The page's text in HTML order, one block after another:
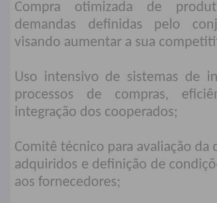
Compra otimizada de
demandas definidas pelo
visando aumentar a sua
Uso intensivo de sistemas de
processos de compras,
integração dos cooperados;
Comitê técnico para avaliação
adquiridos e definição de
aos fornecedores;